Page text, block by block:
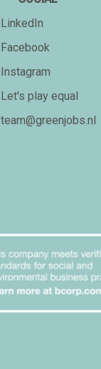
LinkedIn
Facebook
Instagram
Let's play equal
team@greenjobs.nl